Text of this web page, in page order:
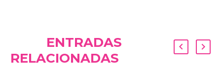
ENTRADAS
RELACIONADAS